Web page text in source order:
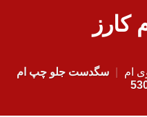
کارز
ام
سگدست جلو چپ ام